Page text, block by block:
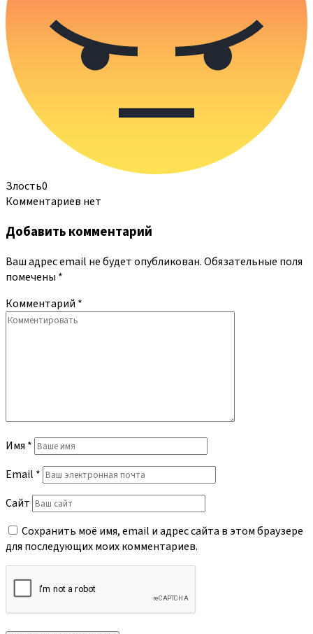
Злость0
Комментариев нет
Добавить комментарий
Ваш адрес email не будет опубликован.Обязательные поля
помечены *
Комментарий *
Имя *
Email *
Сайт
Сохранить моё имя, email и адрес сайта в этом браузере
для последующих моих комментариев.